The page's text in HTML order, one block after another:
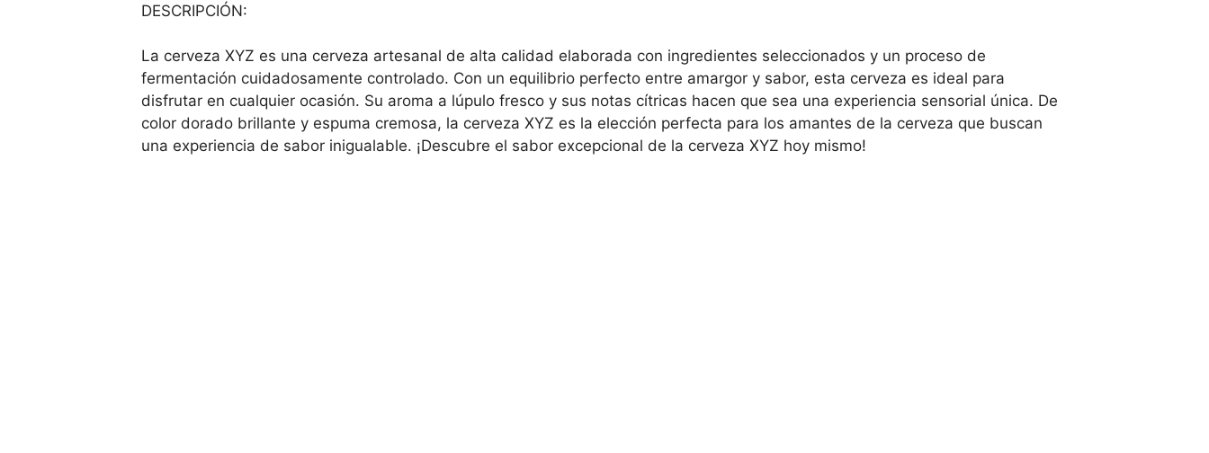
DESCRIPCIÓN:
La cerveza XYZ es una cerveza artesanal de alta calidad elaborada con ingredientes seleccionados y un proceso de
fermentación cuidadosamente controlado. Con un equilibrio perfecto entre amargor y sabor, esta cerveza es ideal para
disfrutar en cualquier ocasión. Su aroma a lúpulo fresco y sus notas cítricas hacen que sea una experiencia sensorial única. De
color dorado brillante y espuma cremosa, la cerveza XYZ es la elección perfecta para los amantes de la cerveza que buscan
una experiencia de sabor inigualable. ¡Descubre el sabor excepcional de la cerveza XYZ hoy mismo!